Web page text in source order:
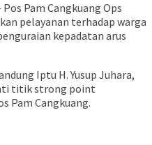
Pos Pam Cangkuang Ops
pelayanan terhadap warga
kepadatan arus
Iptu H. Yusup Juhara,
titik strong point
Pam Cangkuang.